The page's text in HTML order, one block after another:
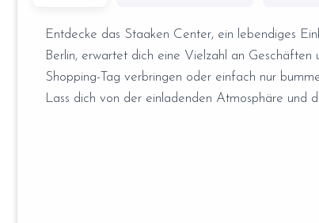
Entdecke das Staaken Center, ein lebendiges
Berlin, erwartet dich eine Vielzahl an
Shopping-Tag verbringen oder einfach nur
Lass dich von der einladenden Atmosphäre und